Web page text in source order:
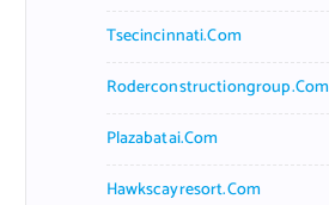
Tsecincinnati.com
Roderconstructiongroup.com
Plazabatai.com
Hawkscayresort.com